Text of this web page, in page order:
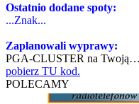
Ostatnio dodane spoty:
...Znak...
Zaplanowali wyprawy:
PGA-CLUSTER na
pobierz TU kod.
POLECAMY